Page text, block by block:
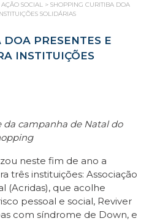
AÇÃO SOCIAL > SHOPPING CURITIBA DOA
SOLIDÁRIAS
PRESENTES E
INSTITUIÇÕES
da campanha de Natal do
neste fim de ano a
três instituições: Associação
(Acridas), que acolhe
pessoal e social, Reviver
com síndrome de Down, e